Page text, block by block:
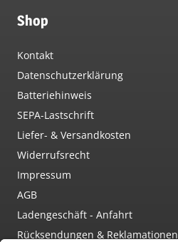
Shop
Kontakt
Datenschutzerklärung
Batteriehinweis
SEPA-Lastschrift
Liefer- & Versandkosten
Widerrufsrecht
Impressum
AGB
Ladengeschäft - Anfahrt
Rücksendungen & Reklamationen